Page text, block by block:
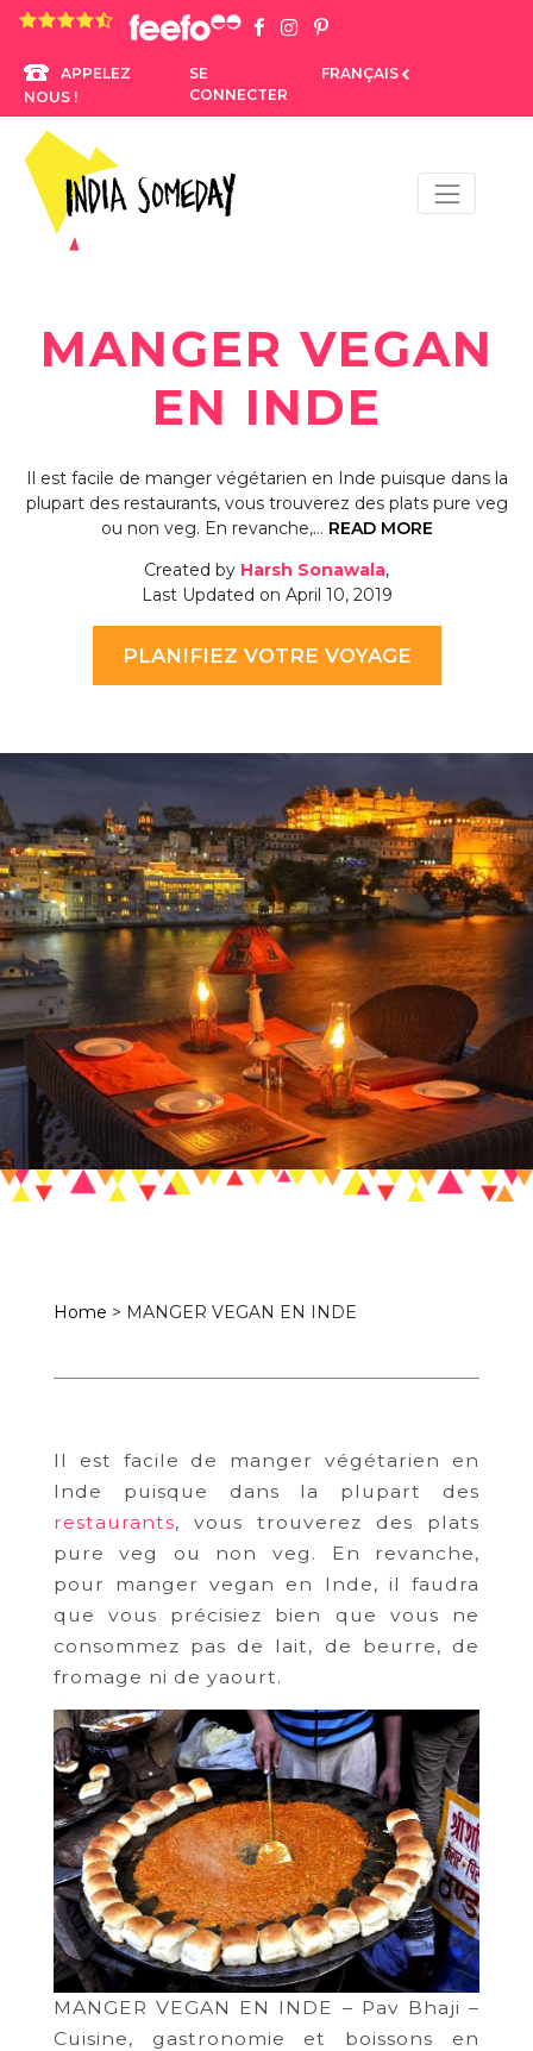
4.8 rating based on 1,234 ratings
APPELEZ
NOUS !
SE
CONNECTER
FRANÇAIS
MANGER VEGAN
EN INDE
Il est facile de manger végétarien en Inde puisque dans la
plupart des restaurants, vous trouverez des plats pure veg
ou non veg. En revanche,… READ MORE
Created by Harsh Sonawala,
Last Updated on April 10, 2019
PLANIFIEZ VOTRE VOYAGE
Home > MANGER VEGAN EN INDE
Il est facile de manger végétarien en
Inde puisque dans la plupart des
restaurants, vous trouverez des plats
pure veg ou non veg. En revanche,
pour manger vegan en Inde, il faudra
que vous précisiez bien que vous ne
consommez pas de lait, de beurre, de
fromage ni de yaourt.
MANGER VEGAN EN INDE – Pav Bhaji –
Cuisine, gastronomie et boissons en